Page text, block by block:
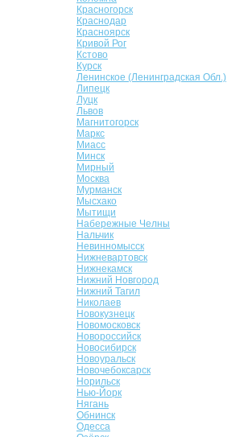
Красногорск
Краснодар
Красноярск
Кривой Рог
Кстово
Курск
Ленинское (Ленинградская Обл.)
Липецк
Луцк
Львов
Магнитогорск
Маркс
Миасс
Минск
Мирный
Москва
Мурманск
Мысхако
Мытищи
Набережные Челны
Нальчик
Невинномысск
Нижневартовск
Нижнекамск
Нижний Новгород
Нижний Тагил
Николаев
Новокузнецк
Новомосковск
Новороссийск
Новосибирск
Новоуральск
Новочебоксарск
Норильск
Нью-Йорк
Нягань
Обнинск
Одесса